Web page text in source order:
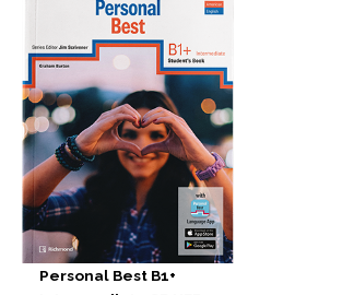
Personal Best B1+